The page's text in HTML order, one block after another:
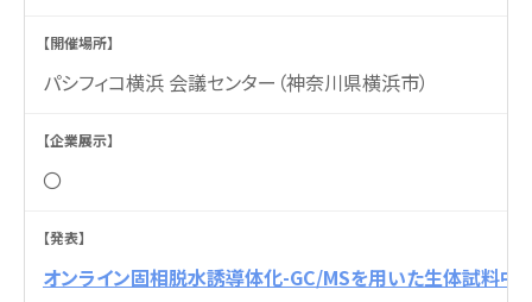
パシフィコ横浜 会議センター（神奈川県横浜市）
〇
オンライン固相脱水誘導体化-GC/MSを用いた生体試料中